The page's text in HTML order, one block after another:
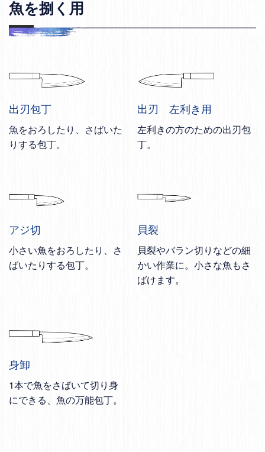
魚を捌く用
出刃包丁
魚をおろしたり、さばいた
りする包丁。
出刃 左利き用
左利きの方のための出刃包
丁。
アジ切
小さい魚をおろしたり、さ
ばいたりする包丁。
貝裂
貝裂やバラン切りなどの細
かい作業に。小さな魚もさ
ばけます。
身卸
1本で魚をさばいて切り身
にできる、魚の万能包丁。